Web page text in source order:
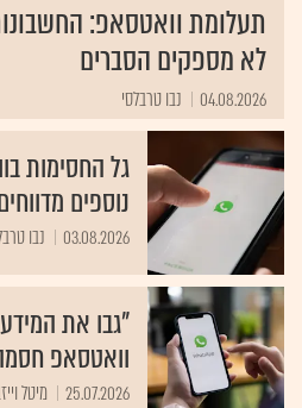
תעלומת וואטסאפ:
לא מספקים הסברים
04.08.2026 נבו טרבלסי
גל החסימות
נוספים
03.08.2026 נבו
"גבו את
וואטסאפ
25.07.2026 מיטל